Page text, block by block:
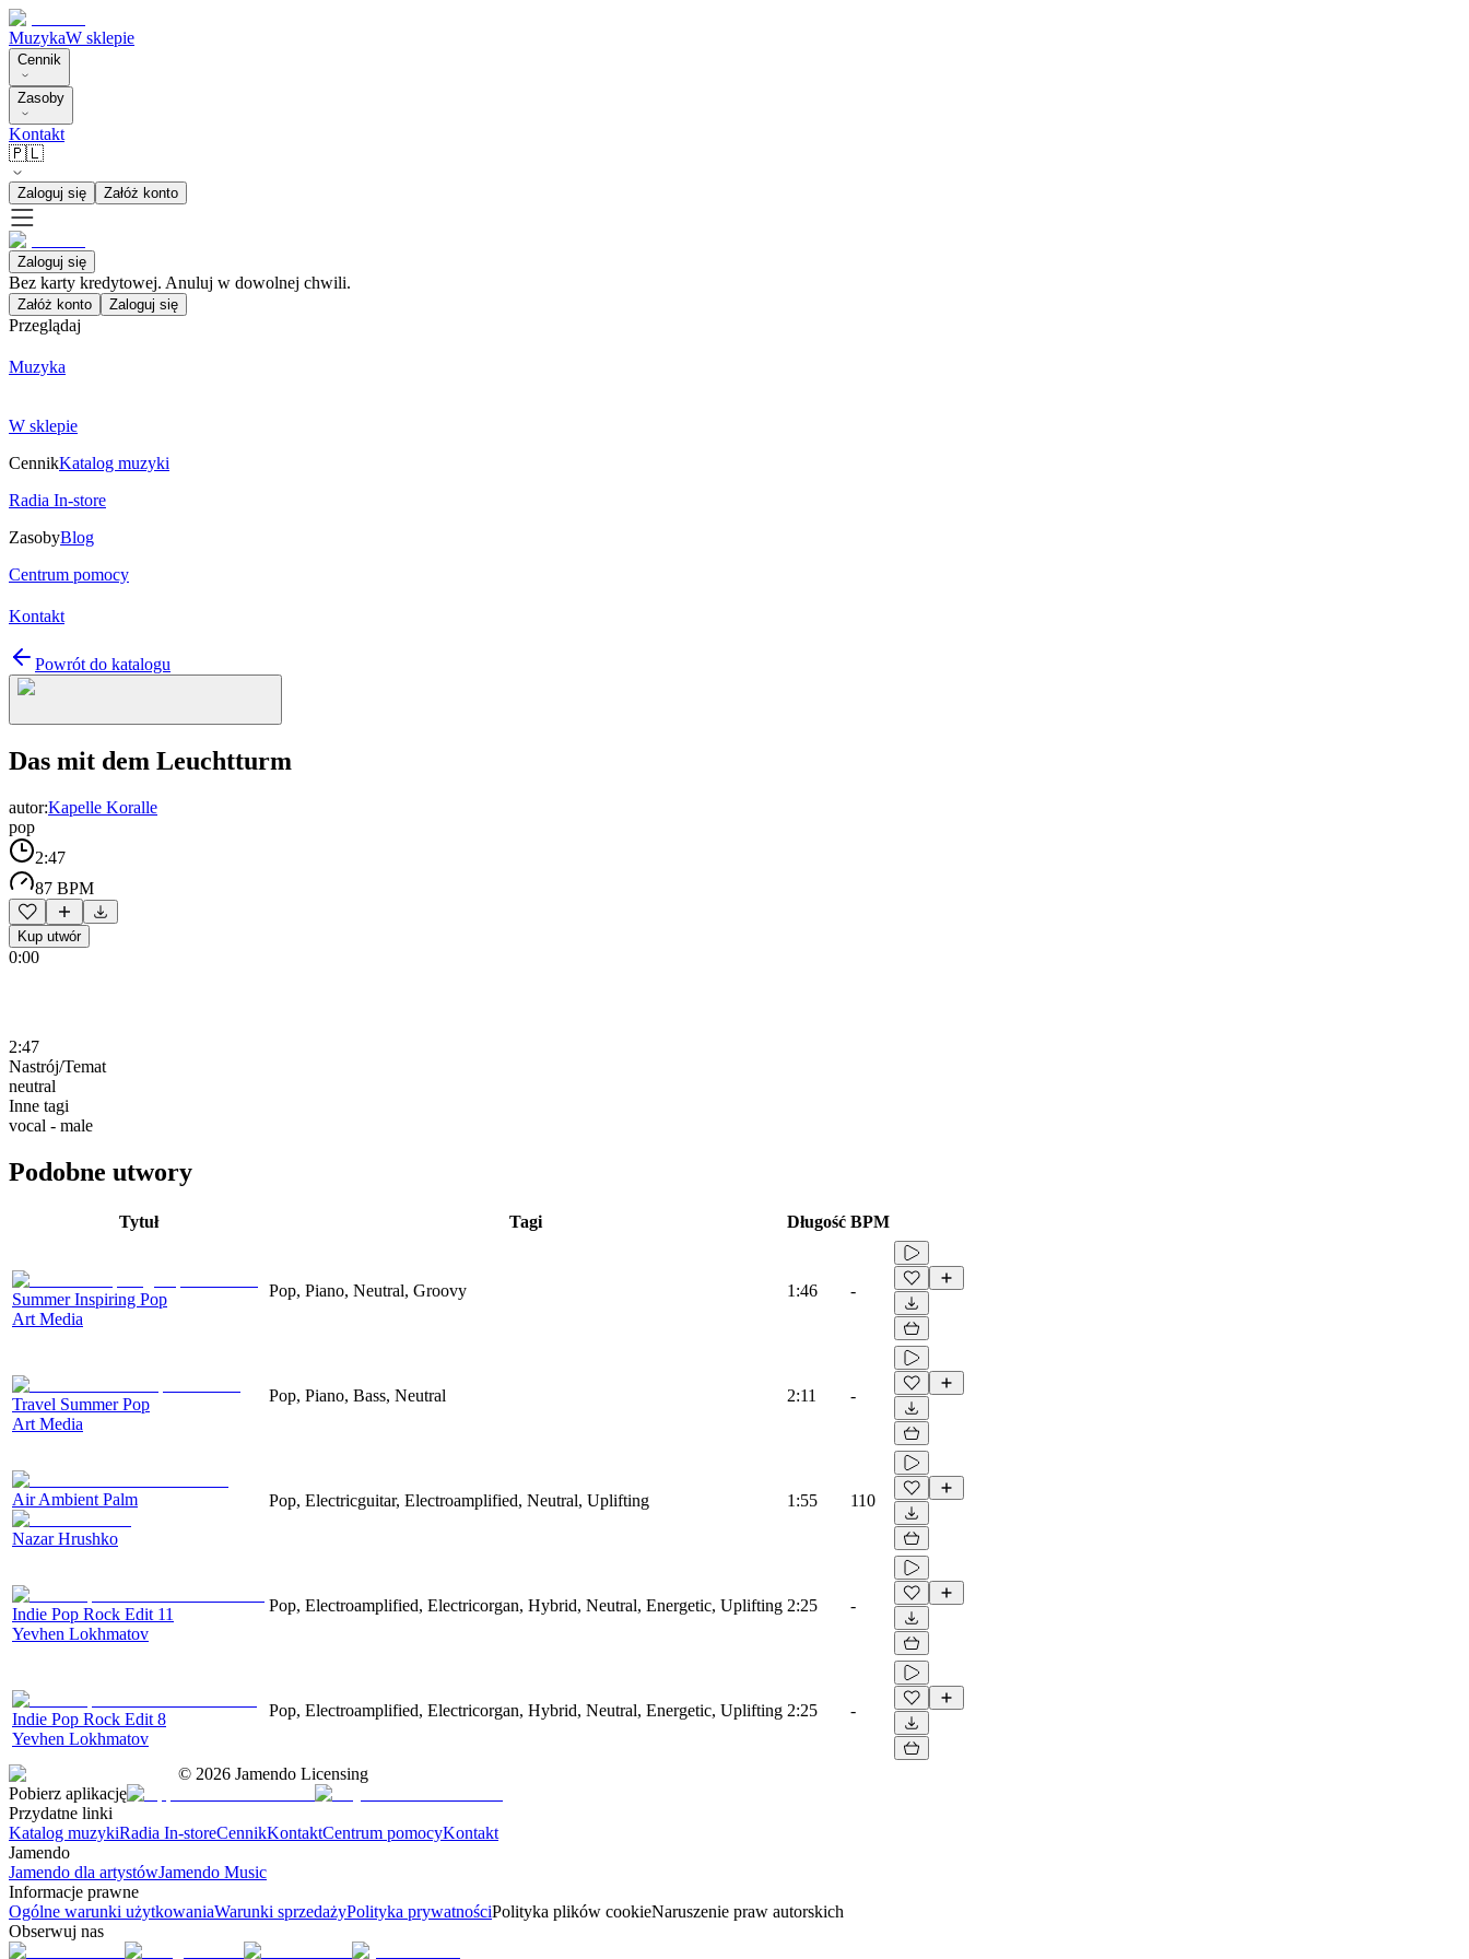
MuzykaW sklepie
Cennik
Zasoby
Kontakt
🇵🇱
Zaloguj się Załóż konto
Zaloguj się
Bez karty kredytowej. Anuluj w dowolnej chwili.
Załóż konto Zaloguj się
Przeglądaj
Muzyka
W sklepie
CennikKatalog muzyki
Radia In-store
ZasobyBlog
Centrum pomocy
Kontakt
Powrót do katalogu
Das mit dem Leuchtturm
autor:Kapelle Koralle
pop
2:47
87 BPM
Kup utwór
0:00
2:47
Nastrój/Temat
neutral
Inne tagi
vocal - male
Podobne utwory
Tytuł Tagi Długość BPM
Summer Inspiring Pop
Art Media
Pop, Piano, Neutral, Groovy 1:46 -
Travel Summer Pop
Art Media
Pop, Piano, Bass, Neutral 2:11 -
Air Ambient Palm
Nazar Hrushko
Pop, Electricguitar, Electroamplified, Neutral, Uplifting 1:55 110
Indie Pop Rock Edit 11
Yevhen Lokhmatov
Pop, Electroamplified, Electricorgan, Hybrid, Neutral, Energetic, Uplifting 2:25 -
Indie Pop Rock Edit 8
Yevhen Lokhmatov
Pop, Electroamplified, Electricorgan, Hybrid, Neutral, Energetic, Uplifting 2:25 -
© 2026 Jamendo Licensing
Pobierz aplikację
Przydatne linki
Katalog muzykiRadia In-storeCennikKontaktCentrum pomocyKontakt
Jamendo
Jamendo dla artystówJamendo Music
Informacje prawne
Ogólne warunki użytkowaniaWarunki sprzedażyPolityka prywatnościPolityka plików cookieNaruszenie praw autorskich
Obserwuj nas